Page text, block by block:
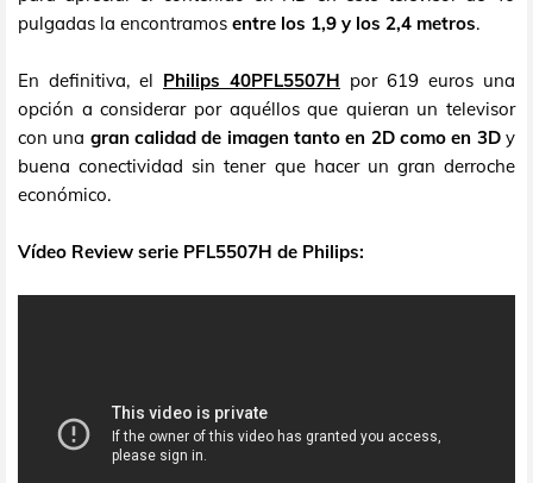
pulgadas la encontramos entre los 1,9 y los 2,4 metros.
En definitiva, el Philips 40PFL5507H por 619 euros una
opción a considerar por aquéllos que quieran un televisor
con una gran calidad de imagen tanto en 2D como en 3Dy
buena conectividad sin tener que hacer un gran derroche
económico.
Vídeo Review serie PFL5507H de Philips: